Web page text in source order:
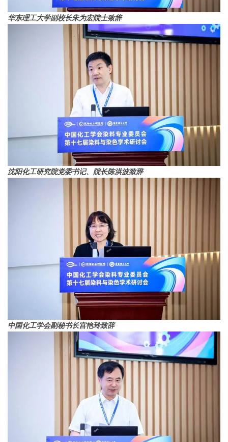
华东理工大学副校长朱为宏院士致辞
沈阳化工研究院党委书记、院长陈洪波致辞
中国化工学会副秘书长宫艳玲致辞